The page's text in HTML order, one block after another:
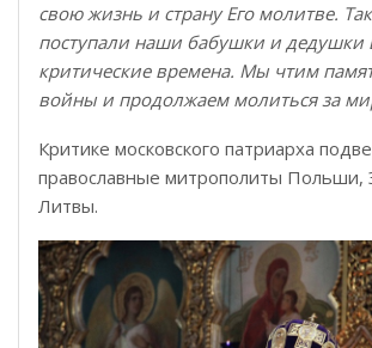
свою жизнь и страну Его молитве.
поступали наши бабушки и дедушки
критические времена. Мы чтим
войны и продолжаем молиться за
Критике московского патриарха
православные митрополиты Польши,
Литвы.